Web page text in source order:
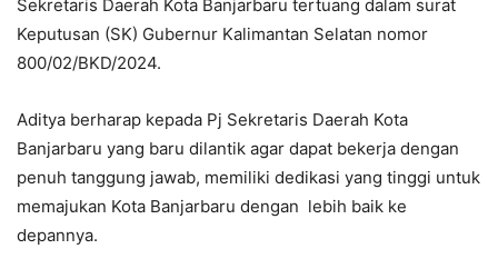
Sekretaris Daerah Kota Banjarbaru tertuang dalam surat
Keputusan (SK) Gubernur Kalimantan Selatan nomor
800/02/BKD/2024.
Aditya berharap kepada Pj Sekretaris Daerah Kota
Banjarbaru yang baru dilantik agar dapat bekerja dengan
penuh tanggung jawab, memiliki dedikasi yang tinggi untuk
memajukan Kota Banjarbaru dengan lebih baik ke
depannya.